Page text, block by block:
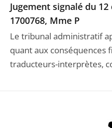
Jugement signalé du
1700768, Mme P
Le tribunal administratif
quant aux conséquences
traducteurs-interprètes,